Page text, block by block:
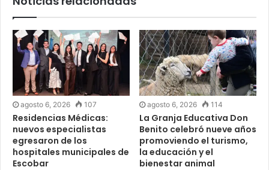
agosto 6, 2026 107
Residencias Médicas:
nuevos especialistas
egresaron de los
hospitales municipales de
Escobar
agosto 6, 2026 114
La Granja Educativa Don
Benito celebró nueve años
promoviendo el turismo,
la educación y el
bienestar animal